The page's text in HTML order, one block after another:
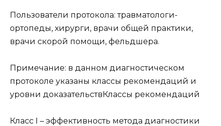
Пользователи протокола: травматологи-
ортопеды, хирурги, врачи общей практики,
врачи скорой помощи, фельдшера.
Примечание: в данном диагностическом
протоколе указаны классы рекомендаций и
уровни доказательствКлассы рекомендаций
Класс I – эффективность метода диагностики